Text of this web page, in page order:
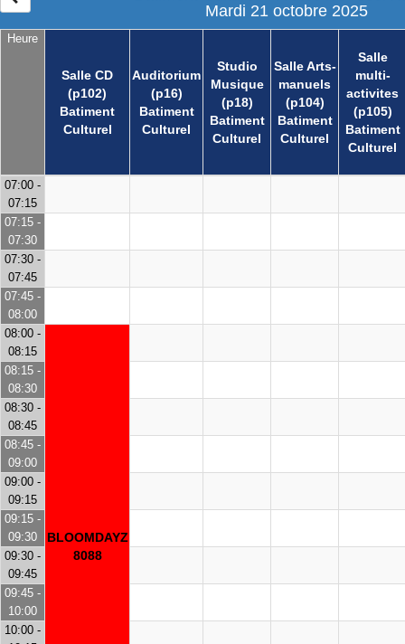
Heure
Salle CD
(p102)
Batiment
Culturel
Auditorium
(p16)
Batiment
Culturel
Studio
Musique
(p18)
Batiment
Culturel
Salle Arts-
manuels
(p104)
Batiment
Culturel
Salle
multi-
activites
(p105)
Batiment
Culturel
Mardi 21 octobre 2025
07:00 -
07:15
07:15 -
07:30
07:30 -
07:45
07:45 -
08:00
08:00 -
08:15
BLOOMDAYZ
8088
08:15 -
08:30
08:30 -
08:45
08:45 -
09:00
09:00 -
09:15
09:15 -
09:30
09:30 -
09:45
09:45 -
10:00
10:00 -